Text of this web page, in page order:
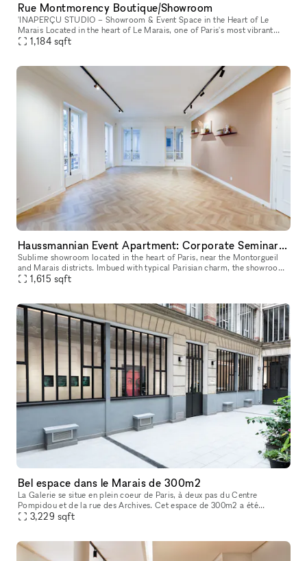
Rue Montmorency Boutique/Showroom
'INAPERÇU STUDIO – Showroom & Event Space in the Heart of Le
Marais Located in the heart of Le Marais, one of Paris's most vibrant
and sought-after neighborhoods, L'INAPERÇU STUDIO is a versatile ve
1,184 sqft
Haussmannian Event Apartment: Corporate Seminars, Conferences, Showrooms...
Sublime showroom located in the heart of Paris, near the Montorgueil
and Marais districts. Imbued with typical Parisian charm, the showroom
offers an incomparable showcase. You can rent it to highlig
1,615 sqft
Bel espace dans le Marais de 300m2
La Galerie se situe en plein coeur de Paris, à deux pas du Centre
Pompidou et de la rue des Archives. Cet espace de 300m2 a été
entièrement rénové en 2022 afin d’acceuillir un nouvel espace d’exposit
3,229 sqft